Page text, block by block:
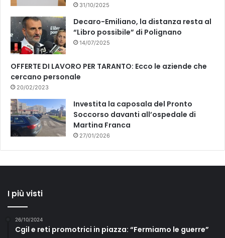
31/10/2025
Decaro-Emiliano, la distanza resta al
“Libro possibile” di Polignano
14/07/2025
OFFERTE DI LAVORO PER TARANTO: Ecco le aziende che
cercano personale
20/02/2023
Investita la caposala del Pronto
Soccorso davanti all’ospedale di
Martina Franca
27/01/2026
I più visti
26/10/2024
Cgil e reti promotrici in piazza: “Fermiamo le guerre”